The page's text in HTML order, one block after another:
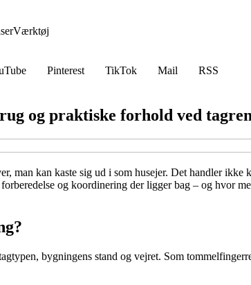
Værktøj
Pinterest TikTok Mail
RSS
og praktiske forhold ved
man kan kaste sig ud i som husejer. Det handler
og koordinering der ligger bag – og hvor
bygningens stand og vejret. Som